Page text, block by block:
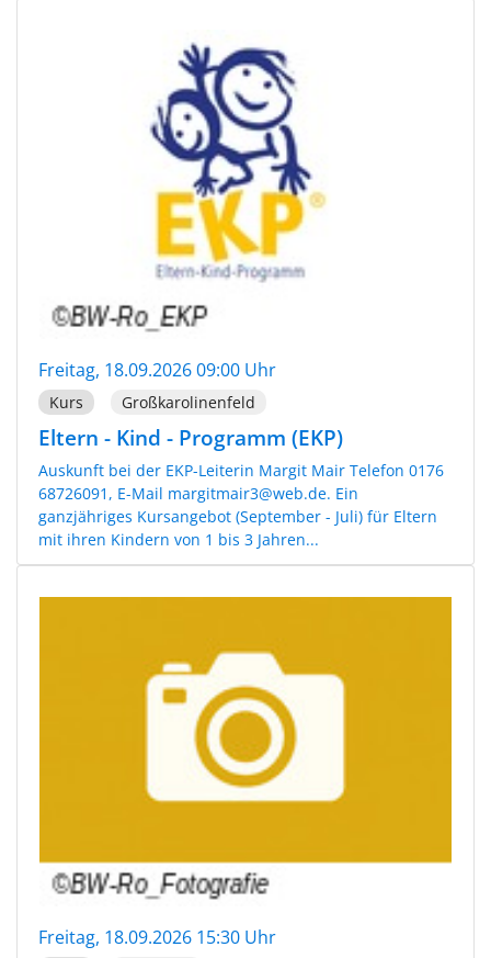
Freitag, 18.09.2026 09:00 Uhr
Kurs Großkarolinenfeld
Eltern - Kind - Programm (EKP)
Auskunft bei der EKP-Leiterin Margit Mair Telefon 0176
68726091, E-Mail margitmair3@web.de. Ein
ganzjähriges Kursangebot (September - Juli) für Eltern
mit ihren Kindern von 1 bis 3 Jahren...
Freitag, 18.09.2026 15:30 Uhr